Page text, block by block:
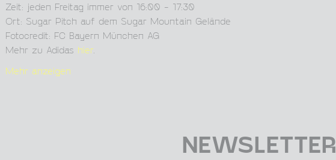
Zeit: jeden Freitag immer von 16:00 - 17:30
Ort: Sugar Pitch auf dem Sugar Mountain Gelände
Fotocredit: FC Bayern München AG
Mehr zu Adidas hier.
Mehr anzeigen
NEWSLETTER